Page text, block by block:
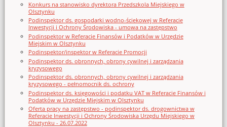
Konkurs na stanowisko dyrektora Przedszkola Miejskiego w
Olsztynku
Podinspektor ds. gospodarki wodno-ściekowej w Referacie
Inwestycji i Ochrony Środowiska - umowa na zastępstwo
Podinspektor w Referacie Finansów i Podatków w Urzędzie
Miejskim w Olsztynku
Podinspektor/inspektor w Referacie Promocji
Podinspektor ds. obronnych, obrony cywilnej i zarządzania
kryzysowego
Podinspektor ds. obronnych, obrony cywilnej i zarządzania
kryzysowego - pełnomocnik ds. ochrony
Podinspektor ds. księgowości i podatku VAT w Referacie Finansów i
Podatków w Urzędzie Miejskim w Olsztynku
Oferta pracy na zastępstwo - podinspektor ds. drogownictwa w
Referacie Inwestycji i Ochrony Środowiska Urzędu Miejskiego w
Olsztynku - 26.07.2022